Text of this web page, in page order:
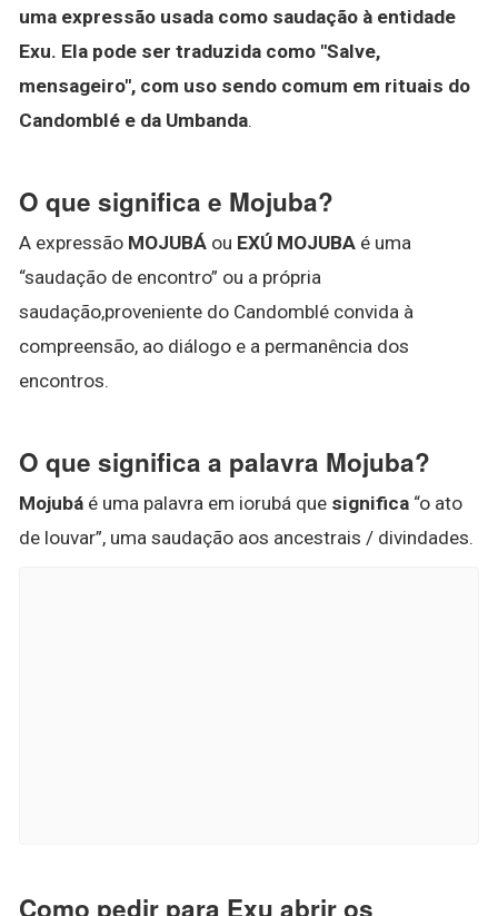
uma expressão usada como saudação à entidade
Exu. Ela pode ser traduzida como "Salve,
mensageiro", com uso sendo comum em rituais do
Candomblé e da Umbanda.
O que significa e Mojuba?
A expressão MOJUBÁ ou EXÚ MOJUBA é uma
“saudação de encontro” ou a própria
saudação,proveniente do Candomblé convida à
compreensão, ao diálogo e a permanência dos
encontros.
O que significa a palavra Mojuba?
Mojubá é uma palavra em iorubá que significa “o ato
de louvar”, uma saudação aos ancestrais / divindades.
Como pedir para Exu abrir os